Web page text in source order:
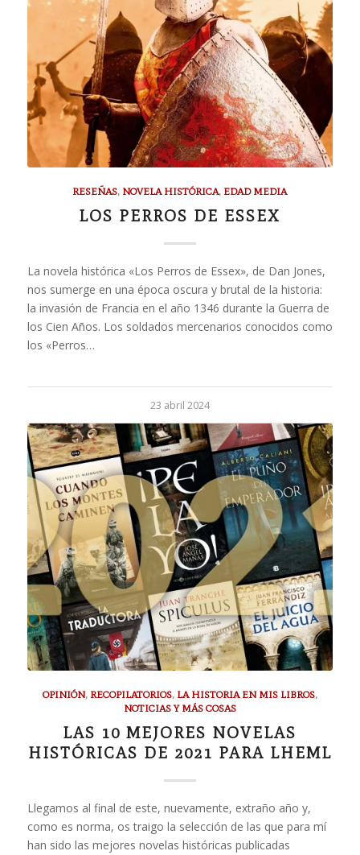
RESEÑAS, NOVELA HISTÓRICA, EDAD MEDIA
LOS PERROS DE ESSEX
La novela histórica «Los Perros de Essex», de Dan Jones,
nos sumerge en una época oscura y brutal de la historia:
la invasión de Francia en el año 1346 durante la Guerra de
los Cien Años. Los soldados mercenarios conocidos como
los «Perros…
23 abril 2024
OPINIÓN, RECOPILATORIOS, LA HISTORIA EN MIS LIBROS,
NOTICIAS Y MÁS COSAS
LAS 10 MEJORES NOVELAS
HISTÓRICAS DE 2021 PARA LHEML
Llegamos al final de este, nuevamente, extraño año y,
como es norma, os traigo la selección de las que para mí
han sido las mejores novelas históricas publicadas